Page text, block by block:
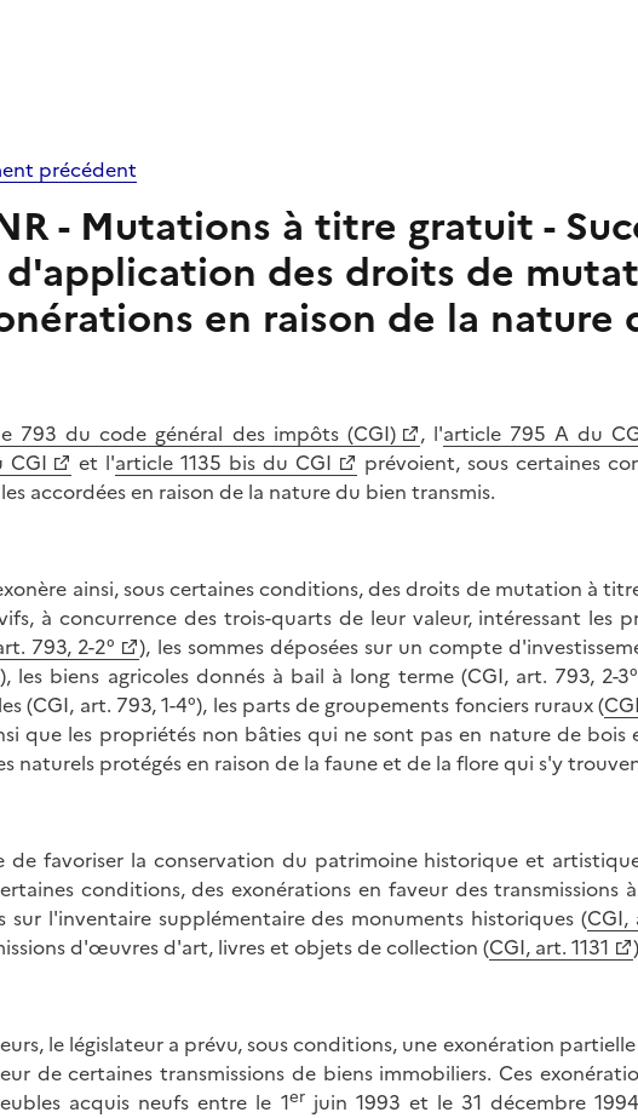
précédent
- Mutations à titre gratuit -
d'application des droits de
en raison de la nature
793 du code général des impôts (CGI) , l'article 795 A du
CGI
et l'article 1135 bis du CGI
prévoient, sous certaines
accordées en raison de la nature du bien transmis.
ainsi, sous certaines conditions, des droits de mutation à
à concurrence des trois-quarts de leur valeur, intéressant les
793, 2-2°
), les sommes déposées sur un compte
les biens agricoles donnés à bail à long terme (CGI, art. 793, 2-
(CGI, art. 793, 1-4°), les parts de groupements fonciers ruraux (
que les propriétés non bâties qui ne sont pas en nature de
naturels protégés en raison de la faune et de la flore qui s'y
de favoriser la conservation du patrimoine historique et
conditions, des exonérations en faveur des
sur l'inventaire supplémentaire des monuments historiques (
d'œuvres d'art, livres et objets de collection (CGI, art. 1131
le législateur a prévu, sous conditions, une exonération
de certaines transmissions de biens immobiliers. Ces
acquis neufs entre le 1erjuin 1993 et le 31 décembre